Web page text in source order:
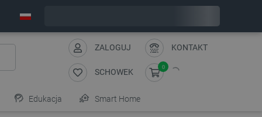
ZALOGUJ KONTAKT
SCHOWEK
0
Edukacja Smart Home